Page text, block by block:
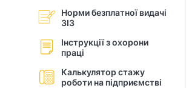
Норми безплатної видачі
ЗІЗ
Інструкції з охорони
праці
Калькулятор стажу
роботи на підприємстві